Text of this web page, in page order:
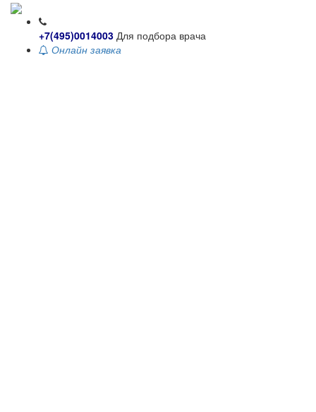
+7(495)0014003 Для подбора врача
Онлайн заявка